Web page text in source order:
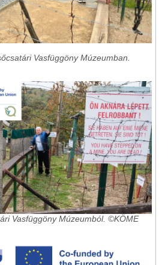
Vasfüggöny Múzeumban.
Vasfüggöny Múzeumból. ©KÖME